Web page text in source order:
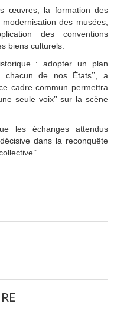
œuvres, la formation des
des musées,
des conventions
biens culturels.
: adopter un plan
de nos États’’, a
cadre commun permettra
seule voix’’ sur la scène
les échanges attendus
dans la reconquête